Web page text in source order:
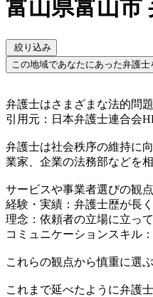
富山県富山市
絞り込み
この地域であなたにあった弁護
弁護士はさまざまな法的問
引用元：日本弁護士連合会
弁護士は社会秩序の維持に
業家、企業の法務部などを
サービスや事業者選びの観点
経験・実績：弁護士歴が長
理念：依頼者の立場に立っ
コミュニケーションスキル
これらの観点から慎重に選
これまで延べたように弁護